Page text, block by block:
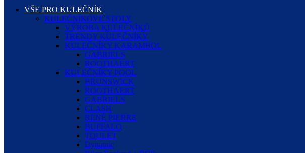
VŠE PRO KULEČNÍK
KULEČNÍKOVÉ STOLY
VÝROBA KULEČNÍKŮ
TRENDY KULEČNÍKY
KULEČNÍKY KARAMBOL
GABRIELS
ROOTHAERT
KULEČNÍKY POOL
BRUNSWICK
ROOTHAERT
GABRIELS
CLASH
RENÉ PIERRE
BUFFALO
TOULET
Dynamic